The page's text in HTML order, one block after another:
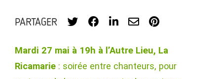
PARTAGER
Mardi 27 mai à 19h à l’Autre Lieu, La
Ricamarie : soirée entre chanteurs, pour